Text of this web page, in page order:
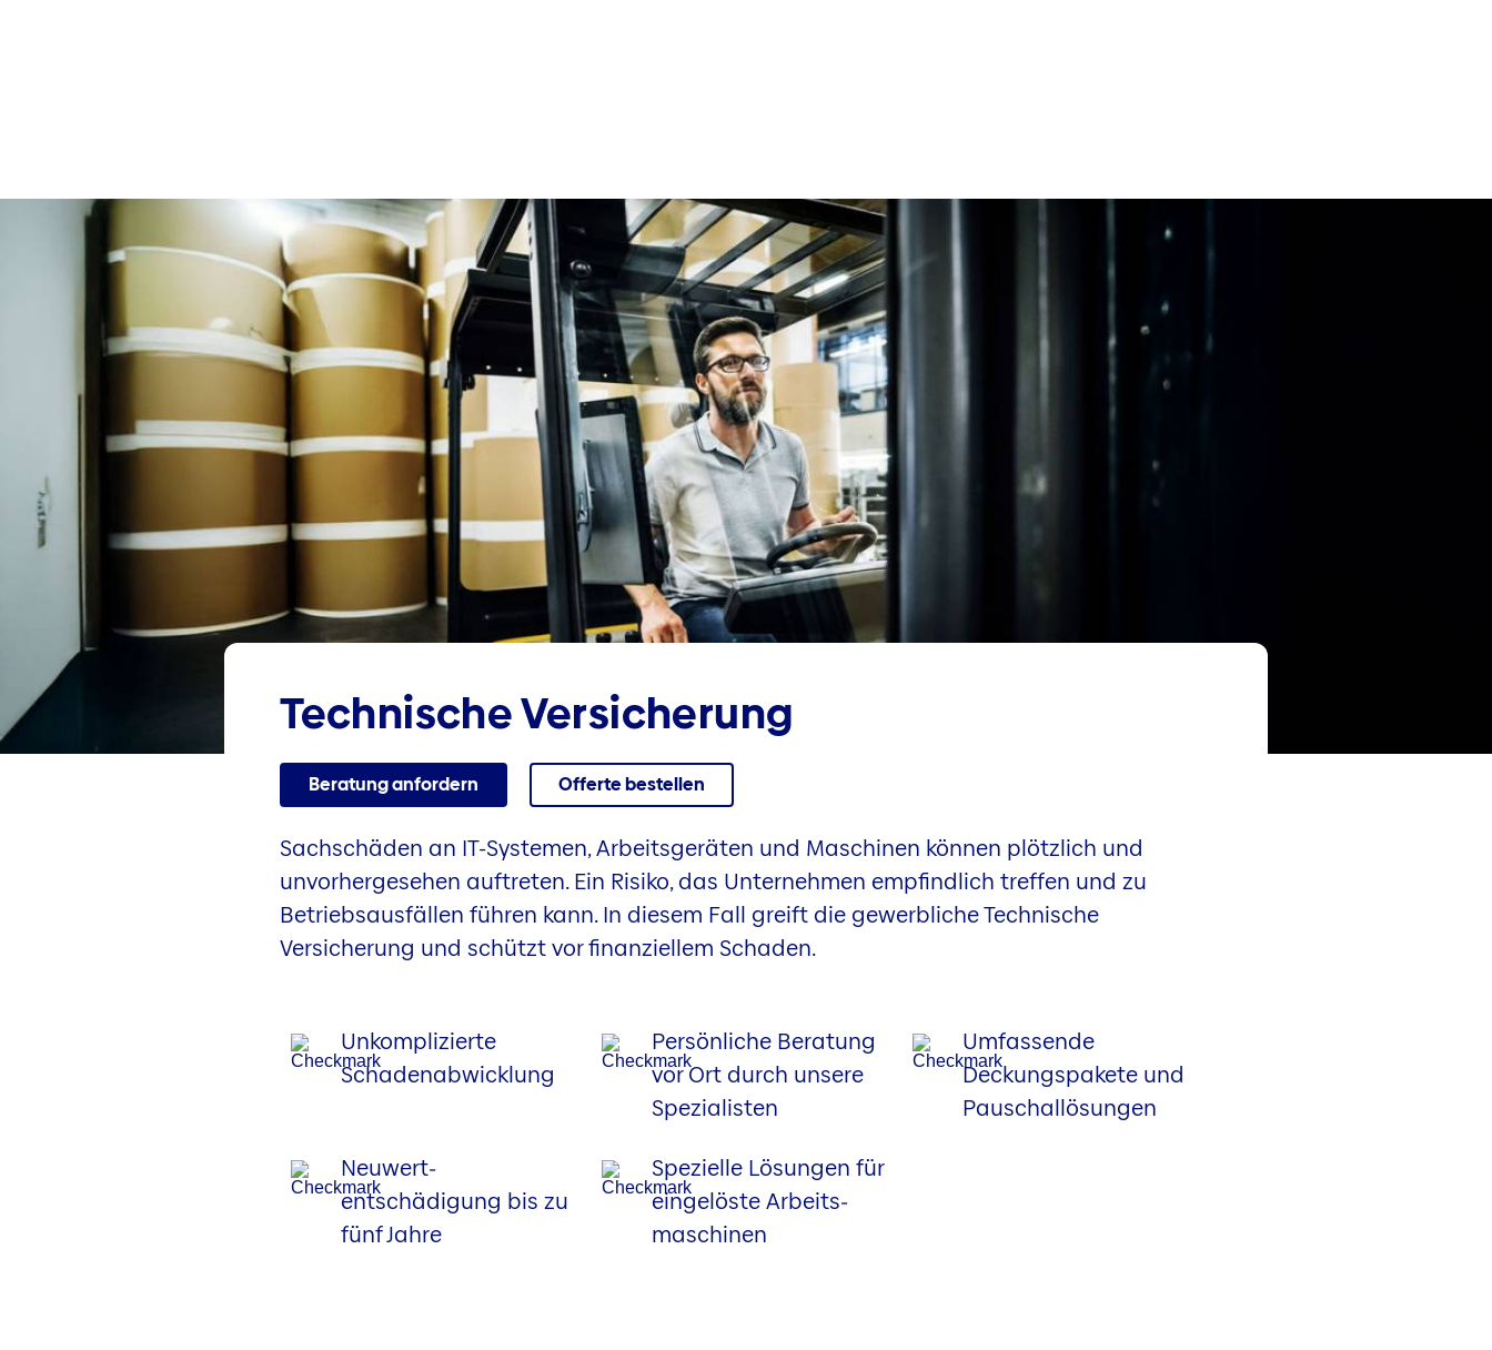
Technische Versicherung
Beratung anfordern Offerte bestellen
Sachschäden an IT-Systemen, Arbeitsgeräten und Maschinen können plötzlich und
unvorhergesehen auftreten. Ein Risiko, das Unternehmen empfindlich treffen und zu
Betriebsausfällen führen kann. In diesem Fall greift die gewerbliche Technische
Versicherung und schützt vor finanziellem Schaden.
Unkomplizierte
Schaden­abwicklung
Persönliche Beratung
vor Ort durch unsere
Spezial­isten
Umfassende
Deckungs­pakete und
Pauschal­lösungen
Neuwert­
entschädigung bis zu
fünf Jahre
Spezielle Lösungen für
eingelöste Arbeits­
maschinen